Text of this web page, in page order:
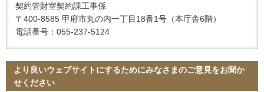
契約管財室契約課工事係
〒400-8585 甲府市丸の内一丁目18番1号（本庁舎6階）
電話番号：055-237-5124
より良いウェブサイトにするためにみなさまのご意見をお聞か
せください